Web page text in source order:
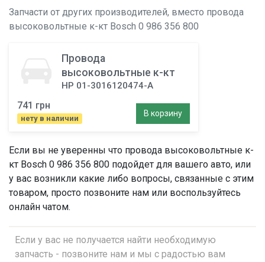
Запчасти от других производителей, вместо провода
высоковольтные к-кт Bosch 0 986 356 800
Провода
высоковольтные к-кт
HP 01-3016120474-A
741 грн
нету в наличии
В корзину
Если вы не уверенны что провода высоковольтные к-
кт Bosch 0 986 356 800 подойдет для вашего авто, или
у вас возникли какие либо вопросы, связанные с этим
товаром, просто позвоните нам или воспользуйтесь
онлайн чатом.
Если у вас не получается найти необходимую
запчасть - позвоните нам и мы с радостью вам